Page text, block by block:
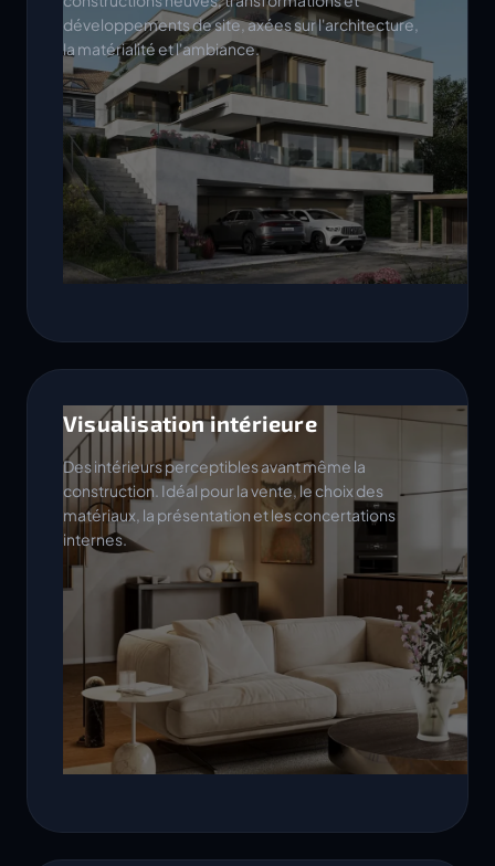
développements de site, axées sur l'architecture,
la matérialité et l'ambiance.
Visualisation intérieure
Des intérieurs perceptibles avant même la
construction. Idéal pour la vente, le choix des
matériaux, la présentation et les concertations
internes.